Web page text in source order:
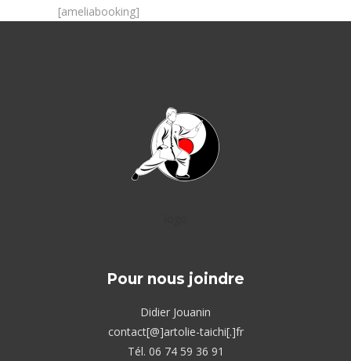
[ameliabooking]
Pour nous joindre
Didier Jouanin
contact[@]artolie-taichi[.]fr
Tél. 06 74 59 36 91